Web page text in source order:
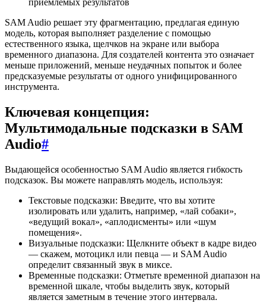
приемлемых результатов
SAM Audio решает эту фрагментацию, предлагая единую
модель, которая выполняет разделение с помощью
естественного языка, щелчков на экране или выбора
временного диапазона. Для создателей контента это означает
меньше приложений, меньше неудачных попыток и более
предсказуемые результаты от одного унифицированного
инструмента.
Ключевая концепция:
Мультимодальные подсказки в SAM
Audio#
Выдающейся особенностью SAM Audio является гибкость
подсказок. Вы можете направлять модель, используя:
Текстовые подсказки: Введите, что вы хотите
изолировать или удалить, например, «лай собаки»,
«ведущий вокал», «аплодисменты» или «шум
помещения».
Визуальные подсказки: Щелкните объект в кадре видео
— скажем, мотоцикл или певца — и SAM Audio
определит связанный звук в миксе.
Временные подсказки: Отметьте временной диапазон на
временной шкале, чтобы выделить звук, который
является заметным в течение этого интервала.